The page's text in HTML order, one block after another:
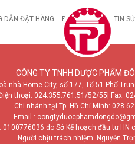
DẪN ĐẶT HÀNG BỆNH DẠ DÀY TIN
CÔNG TY TNHH DƯỢC PHẨM
nhà Home City, số 177, Tổ 51 Phố
thoại: 024.355.761.51/52/55 | Fax:
Chi nhánh tại Tp. Hồ Chí Minh:
Email :
0100776036 do Sở Kế hoạch đầu tư HN
Người chịu trách nhiệm: Nguyễn